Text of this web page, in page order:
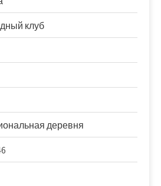
клуб
деревня